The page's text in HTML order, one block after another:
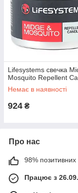
Lifesystems свечка
Mosquito Repellent
Немає в наявності
924 ₴
Про нас
98% позитивних
Працює з